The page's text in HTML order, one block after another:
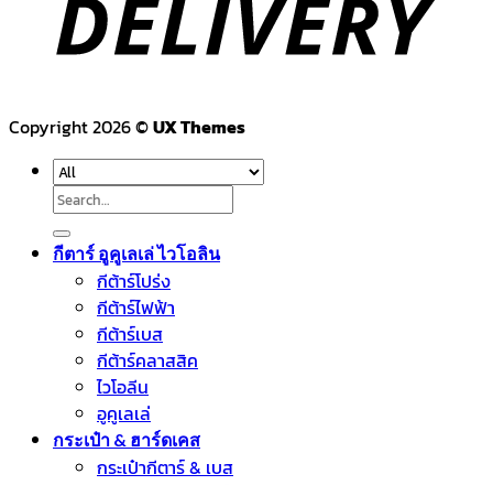
Copyright 2026 ©UX Themes
Search
for:
กีตาร์ อูคูเลเล่ ไวโอลิน
กีต้าร์โปร่ง
กีต้าร์ไฟฟ้า
กีต้าร์เบส
กีต้าร์คลาสสิค
ไวโอลีน
อูคูเลเล่
กระเป๋า & ฮาร์ดเคส
กระเป๋ากีตาร์ & เบส